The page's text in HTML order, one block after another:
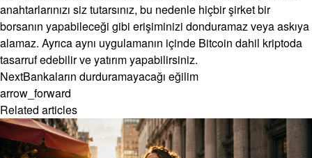
anahtarlarınızı siz tutarsınız, bu nedenle hiçbir şirket bir
borsanın yapabileceği gibi erişiminizi donduramaz veya askıya
alamaz. Ayrıca aynı uygulamanın içinde Bitcoin dahil kriptoda
tasarruf edebilir ve yatırım yapabilirsiniz.
NextBankaların durduramayacağı eğilim
arrow_forward
Related articles